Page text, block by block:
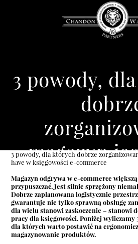
3 powody,
magazyn
have w
e-
3 powody, dla których dobrze
have w księgowości e-commerce
Magazyn odgrywa w e-commerce
przypuszczać. Jest silnie sprzężony
Dobrze zaplanowana logistycznie
gwarantuje nie tylko sprawną obsługę
dla wielu stanowi zaskoczenie – stanowi
pracy dla księgowości. Poniżej wyliczamy
dla których warto postawić na
magazynowanie produktów.